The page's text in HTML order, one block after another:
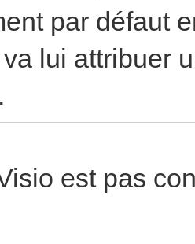
par défaut
lui attribuer
est pas